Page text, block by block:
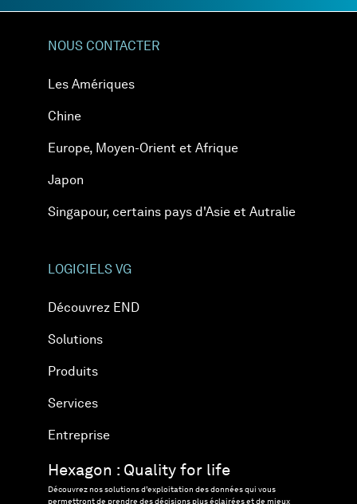
NOUS CONTACTER
Les Amériques
Chine
Europe, Moyen-Orient et Afrique
Japon
Singapour, certains pays d'Asie et Autralie
LOGICIELS VG
Découvrez END
Solutions
Produits
Services
Entreprise
Hexagon : Quality for life
Découvrez nos solutions d’exploitation des données qui vous
permettront de prendre des décisions plus éclairées et de mieux